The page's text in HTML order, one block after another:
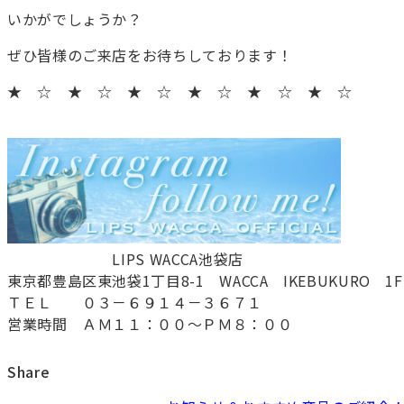
いかがでしょうか？
ぜひ皆様のご来店をお待ちしております！
★ ☆ ★ ☆ ★ ☆ ★ ☆ ★ ☆ ★ ☆
LIPS WACCA池袋店
東京都豊島区東池袋1丁目8-1 WACCA IKEBUKURO
ＴＥＬ ０３－６９１４－３６７１
営業時間 ＡＭ１１：００～ＰＭ８：００
Share